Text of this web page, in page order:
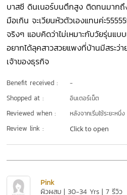
บาสซี ดินเนอร์บนตึกสูง ติดทนมากถึ
มือเกิน จะเวียนหัวตัวเองแทนค่ะ
จริงๆ แอบคิดว่าไม่เหมาะกับวัยรุ่นแบ
อยากได้ลุคสาวสวยแพงที่บ้านมีสระว่
เจ้าของธุรกิจ
Benefit received : -
Shopped at : อินเตอร์เน็ต
Reviewed when : หลังจากเริ่มใช้ระยะหนึ่ง
Review link : Click to open
Pink
ผิวผสม | 30-34 Yrs | 7 รีวิว